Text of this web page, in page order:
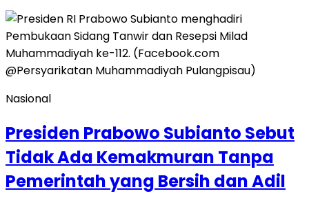
Nasional
Presiden Prabowo Subianto Sebut
Tidak Ada Kemakmuran Tanpa
Pemerintah yang Bersih dan Adil